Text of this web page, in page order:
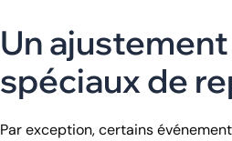
Un
spéciaux de
Par exception, certains